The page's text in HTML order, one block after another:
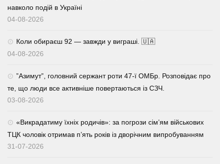
навколо подій в Україні
04-08-2026
Коли обираєш 92 — завжди у виграші. 🇺🇦
04-08-2026
⁨”Азимут”, головний сержант роти 47-ї ОМБр. Розповідає про
те, що люди все активніше повертаються із СЗЧ.
03-08-2026
«Викрадатиму їхніх родичів»: за погрози сім’ям військових
ТЦК чоловік отримав п’ять років із дворічним випробуванням
31-07-2026